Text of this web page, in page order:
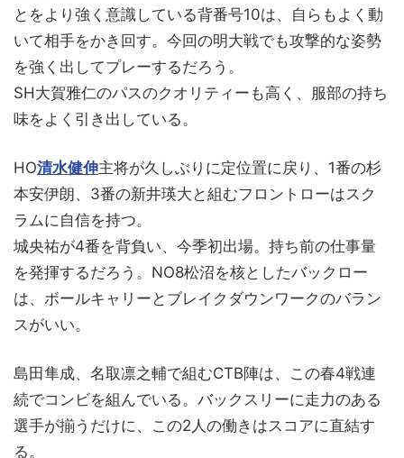
とをより強く意識している背番号10は、自らもよく動
いて相手をかき回す。今回の明大戦でも攻撃的な姿勢
を強く出してプレーするだろう。
SH大賀雅仁のパスのクオリティーも高く、服部の持ち
味をよく引き出している。
HO清水健伸主将が久しぶりに定位置に戻り、1番の杉
本安伊朗、3番の新井瑛大と組むフロントローはスク
ラムに自信を持つ。
城央祐が4番を背負い、今季初出場。持ち前の仕事量
を発揮するだろう。NO8松沼を核としたバックロー
は、ボールキャリーとブレイクダウンワークのバラン
スがいい。
島田隼成、名取凛之輔で組むCTB陣は、この春4戦連
続でコンビを組んでいる。バックスリーに走力のある
選手が揃うだけに、この2人の働きはスコアに直結す
る。